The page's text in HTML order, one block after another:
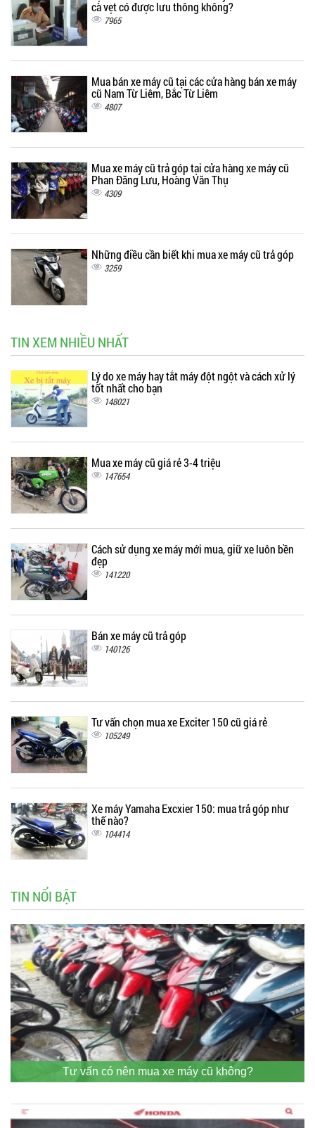
cà vẹt có được lưu thông không?
7965
Mua bán xe máy cũ tại các cửa hàng bán xe máy
cũ Nam Từ Liêm, Bắc Từ Liêm
4807
Mua xe máy cũ trả góp tại cửa hàng xe máy cũ
Phan Đăng Lưu, Hoàng Văn Thụ
4309
Những điều cần biết khi mua xe máy cũ trả góp
3259
TIN XEM NHIỀU NHẤT
Lý do xe máy hay tắt máy đột ngột và cách xử lý
tốt nhất cho bạn
148021
Mua xe máy cũ giá rẻ 3-4 triệu
147654
Cách sử dụng xe máy mới mua, giữ xe luôn bền
đẹp
141220
Bán xe máy cũ trả góp
140126
Tư vấn chọn mua xe Exciter 150 cũ giá rẻ
105249
Xe máy Yamaha Excxier 150: mua trả góp như
thế nào?
104414
TIN NỔI BẬT
Tư vấn có nên mua xe máy cũ không?